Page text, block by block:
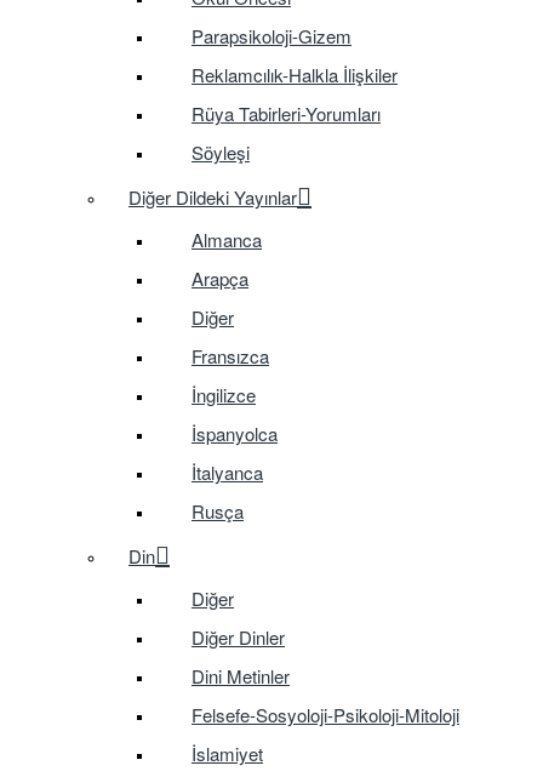
Parapsikoloji-Gizem
Reklamcılık-Halkla İlişkiler
Rüya Tabirleri-Yorumları
Söyleşi
Diğer Dildeki Yayınlar
Almanca
Arapça
Diğer
Fransızca
İngilizce
İspanyolca
İtalyanca
Rusça
Din
Diğer
Diğer Dinler
Dini Metinler
Felsefe-Sosyoloji-Psikoloji-Mitoloji
İslamiyet